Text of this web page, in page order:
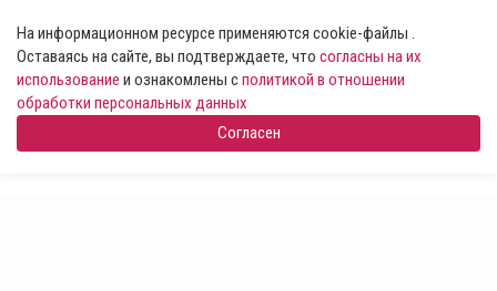
На информационном ресурсе применяются cookie-файлы .
Оставаясь на сайте, вы подтверждаете, что согласны на их
использование и ознакомлены сполитикой в отношении
обработки персональных данных
Согласен